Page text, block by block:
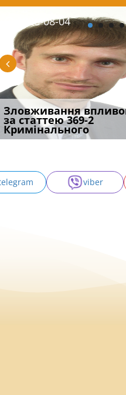
2026-08-06
суд встановив для
шкоди
2026-08-04
Зловживання
за статтею 369-2
Кримінального
2026-08-05
Особливості
кримінальному
провадженні: я
viber